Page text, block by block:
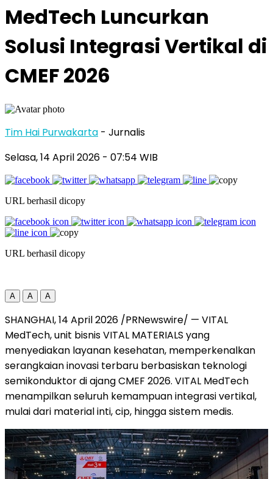
MedTech Luncurkan
Solusi Integrasi Vertikal di
CMEF 2026
Tim Hai Purwakarta - Jurnalis
Selasa, 14 April 2026 - 07:54 WIB
URL berhasil dicopy
URL berhasil dicopy
A A A
SHANGHAI, 14 April 2026 /PRNewswire/ — VITAL
MedTech, unit bisnis VITAL MATERIALS yang
menyediakan layanan kesehatan, memperkenalkan
serangkaian inovasi terbaru berbasiskan teknologi
semikonduktor di ajang CMEF 2026. VITAL MedTech
menampilkan seluruh kemampuan integrasi vertikal,
mulai dari material inti, cip, hingga sistem medis.